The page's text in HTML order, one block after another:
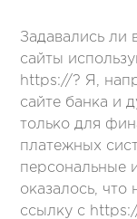
Задавались ли
сайты
https://? Я,
сайте банка и
только для
платежных
персональные
оказалось, что
ссылку с